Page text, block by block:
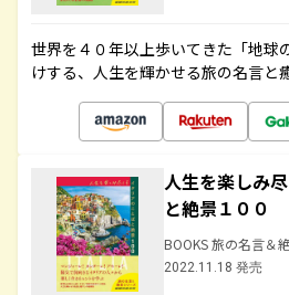
世界を４０年以上歩いてきた「地球
けする、人生を輝かせる旅の名言と
人生を楽しみ
と絶景１００
BOOKS 旅の名言＆
2022.11.18 発売